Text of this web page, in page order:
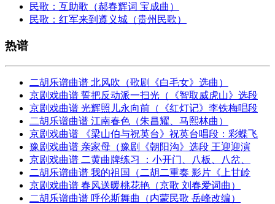
民歌：互助歌（郝春辉词 宝成曲）
民歌：红军来到遵义城（贵州民歌）
热谱
二胡乐谱曲谱 北风吹（歌剧《白毛女》选曲）
京剧戏曲谱 誓把反动派一扫光（《智取威虎山》选段
京剧戏曲谱 光辉照儿永向前（《红灯记》李铁梅唱段
二胡乐谱曲谱 江南春色（朱昌耀、马熙林曲）
京剧戏曲谱 《梁山伯与祝英台》祝英台唱段：彩蝶飞
豫剧戏曲谱 亲家母（豫剧《朝阳沟》选段 王迎迎演
京剧戏曲谱 二黄曲牌练习 ：小开门、八板、八岔、
二胡乐谱曲谱 我的祖国（二胡二重奏 影片《上甘岭
京剧戏曲谱 春风送暖桃花艳（京歌 刘春爱词曲）
二胡乐谱曲谱 呼伦斯舞曲（内蒙民歌 岳峰改编）